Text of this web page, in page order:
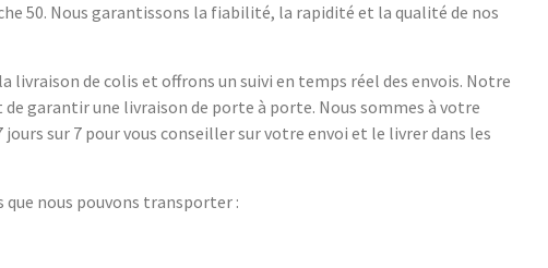
50. Nous garantissons la fiabilité, la rapidité et la qualité de nos
livraison de colis et offrons un suivi en temps réel des envois. Notre
garantir une livraison de porte à porte. Nous sommes à votre
sur 7 pour vous conseiller sur votre envoi et le livrer dans les
que nous pouvons transporter :